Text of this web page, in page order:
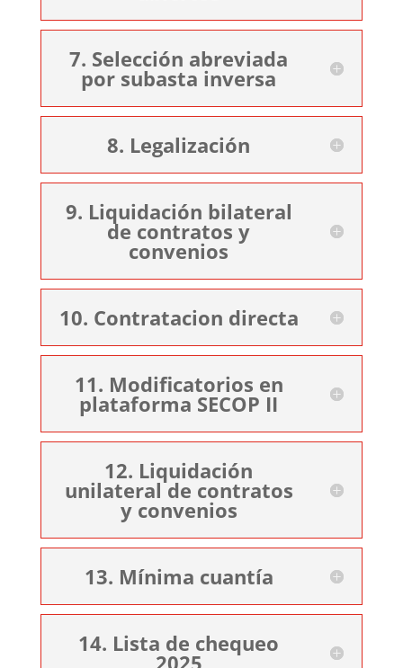
7. Selección abreviada
por subasta inversa
8. Legalización
9. Liquidación bilateral
de contratos y
convenios
10. Contratacion directa
11. Modificatorios en
plataforma SECOP II
12. Liquidación
unilateral de contratos
y convenios
13. Mínima cuantía
14. Lista de chequeo